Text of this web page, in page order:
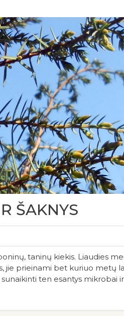
ŠAKNYS
taninų kiekis. Liaudies
jie prieinami bet kuriuo metų
ten esantys mikrobai ir